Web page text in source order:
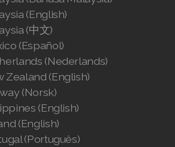
(English)
(中文)
(Español)
(Nederlands)
Zealand (English)
(Norsk)
(English)
(English)
(Português)